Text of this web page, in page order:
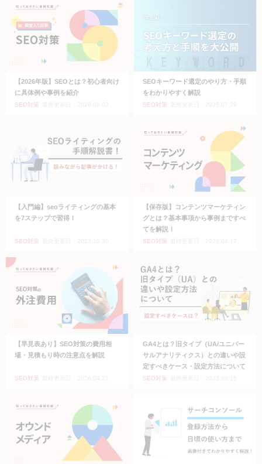
【2026年版】SEOとは？初心者向け
に具体例や事例を紹介
SEO対策
SEOキーワード選定のやり方・手順
をわかりやすく解説
SEO対策
【入門編】seoライティングの基本
を7ステップで習得！
SEO対策
【保存版】コンテンツマーケティン
グとは？基本事項から事例まですべ
てを解説！
SEO対策
【早見表あり】SEO対策の費用相
場・見積もり時の注意点を解説
SEO対策
GA4とは？旧タイプ（UA/ユニバー
サルアナリティクス）との違いや設
定すべきケース・設定方法について
SEO対策